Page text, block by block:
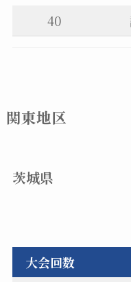
40
関東地区
茨城県
大会回数